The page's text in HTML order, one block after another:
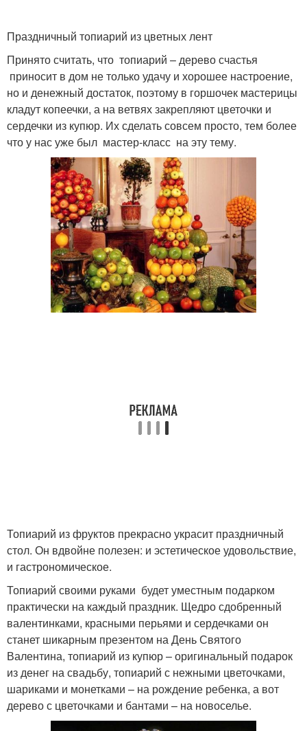
Праздничный топиарий из цветных лент
Принято считать, что топиарий – дерево счастья
приносит в дом не только удачу и хорошее настроение,
но и денежный достаток, поэтому в горшочек мастерицы
кладут копеечки, а на ветвях закрепляют цветочки и
сердечки из купюр. Их сделать совсем просто, тем более
что у нас уже был мастер-класс на эту тему.
Топиарий из фруктов прекрасно украсит праздничный
стол. Он вдвойне полезен: и эстетическое удовольствие,
и гастрономическое.
Топиарий своими руками будет уместным подарком
практически на каждый праздник. Щедро сдобренный
валентинками, красными перьями и сердечками он
станет шикарным презентом на День Святого
Валентина, топиарий из купюр – оригинальный подарок
из денег на свадьбу, топиарий с нежными цветочками,
шариками и монетками – на рождение ребенка, а вот
дерево с цветочками и бантами – на новоселье.